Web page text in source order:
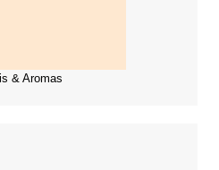
& Aromas